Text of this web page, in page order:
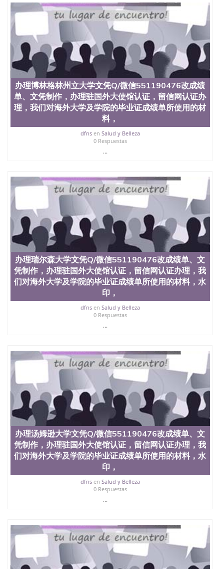
办理博林格林州立大学文凭Q/微信551190476改成绩
单、文凭制作，办理驻国外大使馆认证，留信网认证办
理，我们对海外大学及学院的毕业证成绩单所使用的材
料，
dfnsen Salud y Belleza
0 Respuestas
...
办理瑞尔森大学文凭Q/微信551190476改成绩单、文
凭制作，办理驻国外大使馆认证，留信网认证办理，我
们对海外大学及学院的毕业证成绩单所使用的材料，水
印，
dfnsen Salud y Belleza
0 Respuestas
...
办理汤姆逊大学文凭Q/微信551190476改成绩单、文
凭制作，办理驻国外大使馆认证，留信网认证办理，我
们对海外大学及学院的毕业证成绩单所使用的材料，水
印，
dfnsen Salud y Belleza
0 Respuestas
...